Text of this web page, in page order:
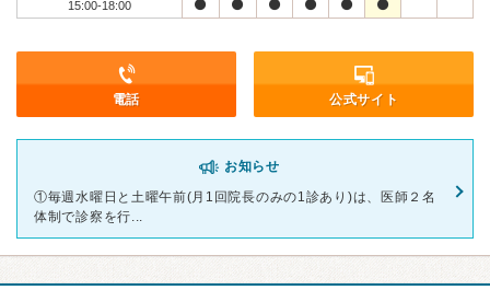
15:00-18:00
電話 公式サイト
お知らせ
①毎週水曜日と土曜午前(月1回院長のみの1診あり)は、医師２名
体制で診察を行...